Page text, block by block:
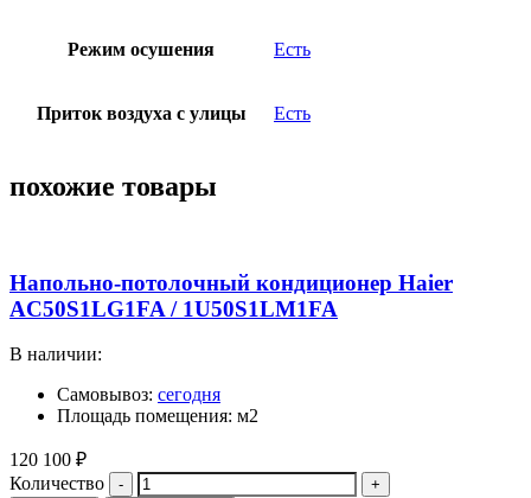
Режим осушения Есть
Приток воздуха с улицы Есть
похожие товары
Напольно-потолочный кондиционер Haier
AC50S1LG1FA / 1U50S1LM1FA
В наличии:
Самовывоз: сегодня
Площадь помещения: м2
120 100 ₽
Количество